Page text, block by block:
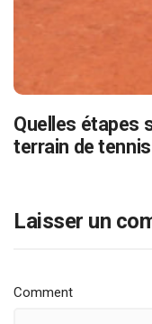
Quelles étapes
terrain de
Laisser un
Comment